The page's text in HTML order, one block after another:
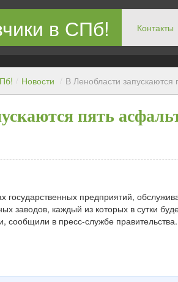
в СПб! Контакты
СПб недорого
/ Новости / В Ленобласти
пять
государственных предприятий,
заводов, каждый из которых в сутки
сообщили в пресс-службе правительства.